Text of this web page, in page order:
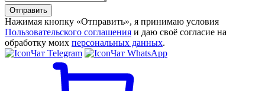
Отправить
Нажимая кнопку «Отправить», я принимаю условия
Пользовательского соглашения и даю своё согласие на
обработку моих персональных данных.
Чат Telegram
Чат WhatsApp